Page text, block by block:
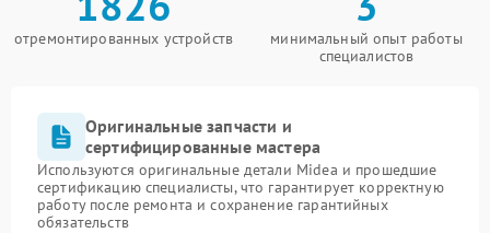
отремонтированных устройств
минимальный опыт работы
специалистов
Оригинальные запчасти и
сертифицированные мастера
Используются оригинальные детали Midea и прошедшие
сертификацию специалисты, что гарантирует корректную
работу после ремонта и сохранение гарантийных
обязательств